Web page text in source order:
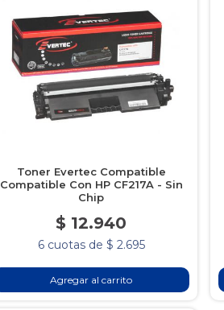
Toner Evertec Compatible
Compatible Con HP CF217A - Sin
Chip
$ 12.940
6 cuotas de $ 2.695
Agregar al carrito